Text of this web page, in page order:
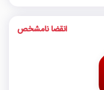
انقضا نامشخص